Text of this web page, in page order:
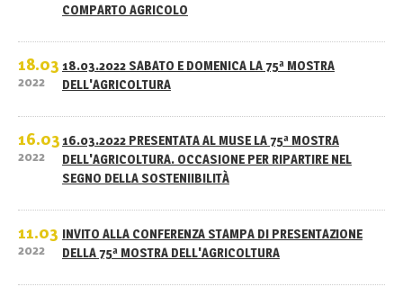
COMPARTO AGRICOLO
18.03
2022
18.03.2022 SABATO E DOMENICA LA 75ª MOSTRA
DELL'AGRICOLTURA
16.03
2022
16.03.2022 PRESENTATA AL MUSE LA 75ª MOSTRA
DELL'AGRICOLTURA. OCCASIONE PER RIPARTIRE NEL
SEGNO DELLA SOSTENIIBILITÀ
11.03
2022
INVITO ALLA CONFERENZA STAMPA DI PRESENTAZIONE
DELLA 75ª MOSTRA DELL'AGRICOLTURA